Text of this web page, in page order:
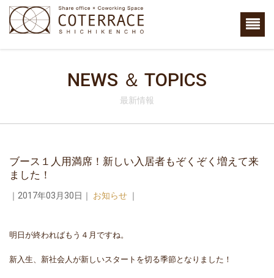
NEWS ＆ TOPICS
最新情報
ブース１人用満席！新しい入居者もぞくぞく増えて来
ました！
｜2017年03月30日｜ お知らせ ｜
明日が終わればもう４月ですね。
新入生、新社会人が新しいスタートを切る季節となりました！